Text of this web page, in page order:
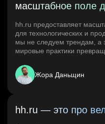
масштабное поле
hh.ru предоставляет
для технологических и
мы не следуем трендам, а
мировые практики
Жора Даньщин
hh.ru — это про